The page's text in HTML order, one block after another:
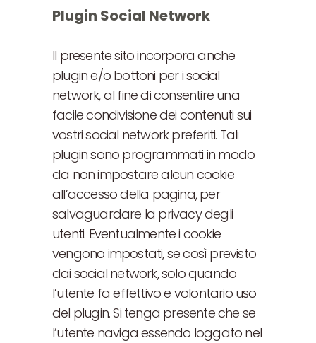
Plugin Social Network
Il presente sito incorpora anche
plugin e/o bottoni per i social
network, al fine di consentire una
facile condivisione dei contenuti sui
vostri social network preferiti. Tali
plugin sono programmati in modo
da non impostare alcun cookie
all’accesso della pagina, per
salvaguardare la privacy degli
utenti. Eventualmente i cookie
vengono impostati, se così previsto
dai social network, solo quando
l’utente fa effettivo e volontario uso
del plugin. Si tenga presente che se
l’utente naviga essendo loggato nel